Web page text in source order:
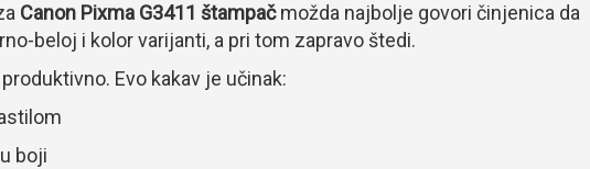
Canon Pixma G3411 štampačmožda najbolje govori činjenica da
beloj i kolor varijanti, a pri tom zapravo štedi.
Evo kakav je učinak:
boji